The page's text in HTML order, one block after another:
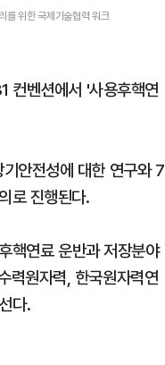
를 위한 국제기술협력 워크
컨벤션에서 '사용후핵연
안전성에 대한 연구와 7
로 진행된다.
핵연료 운반과 저장분야
력원자력, 한국원자력연
다.